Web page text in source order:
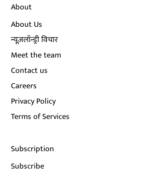
About
About Us
न्यूज़लॉन्ड्री विचार
Meet the team
Contact us
Careers
Privacy Policy
Terms of Services
Subscription
Subscribe